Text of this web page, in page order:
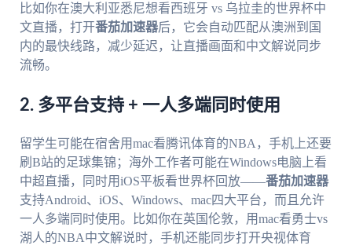
比如你在澳大利亚悉尼想看西班牙 vs 乌拉圭的世界杯中
文直播，打开番茄加速器后，它会自动匹配从澳洲到国
内的最快线路，减少延迟，让直播画面和中文解说同步
流畅。
2. 多平台支持 + 一人多端同时使用
留学生可能在宿舍用mac看腾讯体育的NBA，手机上还要
刷B站的足球集锦；海外工作者可能在Windows电脑上看
中超直播，同时用iOS平板看世界杯回放——番茄加速器
支持Android、iOS、Windows、mac四大平台，而且允许
一人多端同时使用。比如你在英国伦敦，用mac看勇士vs
湖人的NBA中文解说时，手机还能同步打开央视体育